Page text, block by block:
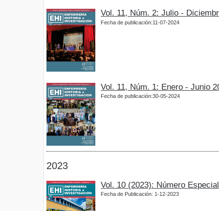
Vol. 11, Núm. 2: Julio -
Fecha de publicación:11-07-2024
Vol. 11, Núm. 1: Enero - Junio
Fecha de publicación:30-05-2024
2023
Vol. 10 (2023): Número Especial
Fecha de Publicación: 1-12-2023